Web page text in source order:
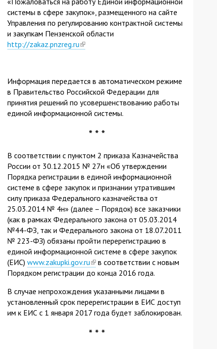
системы в сфере закупок», размещенного на сайте
Управления по регулированию контрактной системы
и закупкам Пензенской области
http://zakaz.pnzreg.ru(link
Информация передается в автоматическом режиме
в Правительство Российской Федерации для
принятия решений по усовершенствованию работы
единой информационной системы.
* * *
В соответствии с пунктом 2 приказа Казначейства
России от 30.12.2015 № 27н «Об утверждении
Порядка регистрации в единой информационной
системе в сфере закупок и признании утратившим
силу приказа Федерального казначейства от
25.03.2014 № 4н» (далее – Порядок) все заказчики
(как в рамках Федерального закона от 05.03.2014
№44-ФЗ, так и Федерального закона от 18.07.2011
№ 223-ФЗ) обязаны пройти перерегистрацию в
единой информационной системе в сфере закупок
(ЕИС) www.zakupki.gov.ru(link
is
в соответствии с новым
Порядком регистрации до конца 2016 года.
В случае непрохождения указанными лицами в
установленный срок перерегистрации в ЕИС доступ
им к ЕИС с 1 января 2017 года будет заблокирован.
* * *